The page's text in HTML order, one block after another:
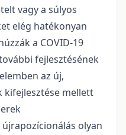
vagy a súlyos
elég hatékonyan
a COVID-19
fejlesztésének
az új,
kifejlesztése mellett
olyan